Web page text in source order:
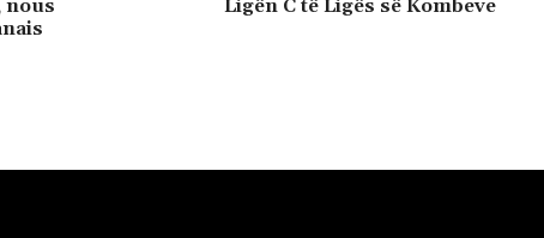
nous
Ligën C të Ligës së Kombeve